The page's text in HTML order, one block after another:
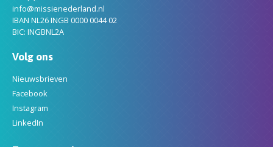
info@missienederland.nl
IBAN NL26 INGB 0000 0044 02
BIC: INGBNL2A
Volg ons
Nieuwsbrieven
Facebook
Instagram
LinkedIn